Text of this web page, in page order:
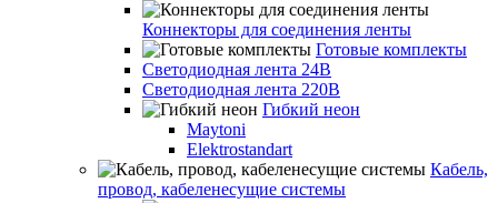
Коннекторы для соединения ленты
Готовые комплекты
Светодиодная лента 24В
Светодиодная лента 220В
Гибкий неон
Maytoni
Elektrostandart
Кабель,
провод, кабеленесущие системы